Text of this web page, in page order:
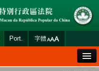
Port. 字體